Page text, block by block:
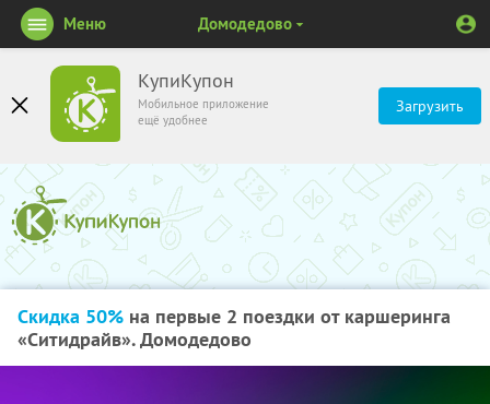
КупиКупон
Мобильное приложение
ещё удобнее
Загрузить
Меню Домодедово
Скидка 50% на первые 2 поездки от каршеринга
«Ситидрайв». Домодедово